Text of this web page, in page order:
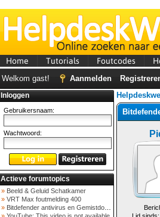
Home Tutorials Foutcodes
Welkom gast! Aanmelden
Inloggen
Gebruikersnaam:
Wachtwoord:
Actieve forumtopics
» Beeld & Geluid Schatkamer
» VRT Max foutmelding 400
» Bitdefender antivirus en Gemistdowloader